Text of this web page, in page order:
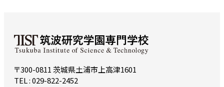
〒300-0811 茨城県土浦市上高津1601
TEL : 029-822-2452